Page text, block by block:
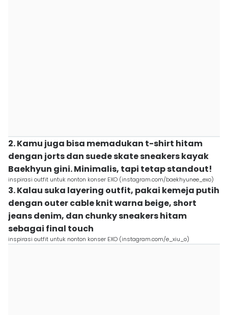
2. Kamu juga bisa memadukan t-shirt hitam
dengan jorts dan suede skate sneakers kayak
Baekhyun gini. Minimalis, tapi tetap standout!
inspirasi outfit untuk nonton konser EXO (instagram.com/baekhyunee_exo)
3. Kalau suka layering outfit, pakai kemeja putih
dengan outer cable knit warna beige, short
jeans denim, dan chunky sneakers hitam
sebagai final touch
inspirasi outfit untuk nonton konser EXO (instagram.com/e_xiu_o)